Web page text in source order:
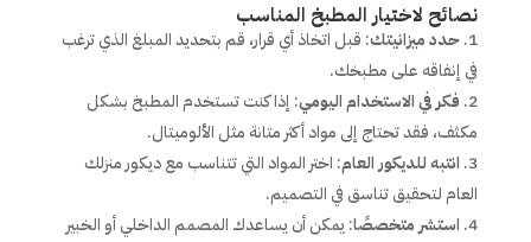
نصائح لاختيار المطبخ المناسب
حدد ميزانيتك: قبل اتخاذ أي قرار، قم بتحديد المبلغ الذي ترغب
في إنفاقه على مطبخك.
فكر في الاستخدام اليومي: إذا كنت تستخدم المطبخ بشكل
مكثف، فقد تحتاج إلى مواد أكثر متانة مثل الألوميتال.
انتبه للديكور العام: اختر المواد التي تتناسب مع ديكور منزلك
العام لتحقيق تناسق في التصميم.
استشر متخصصًا: يمكن أن يساعدك المصمم الداخلي أو الخبير